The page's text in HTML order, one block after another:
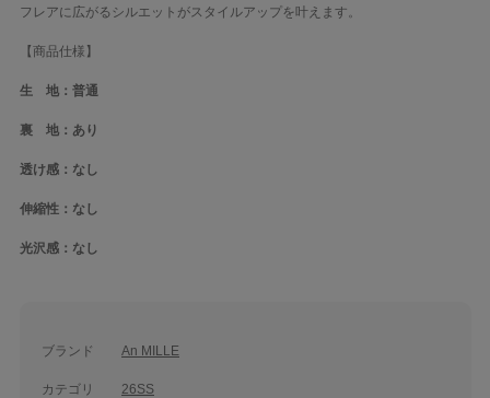
フレアに広がるシルエットがスタイルアップを叶えます。
【商品仕様】
生 地：普通
裏 地：あり
透け感：なし
伸縮性：なし
光沢感：なし
ブランド An MILLE
カテゴリ
26SS